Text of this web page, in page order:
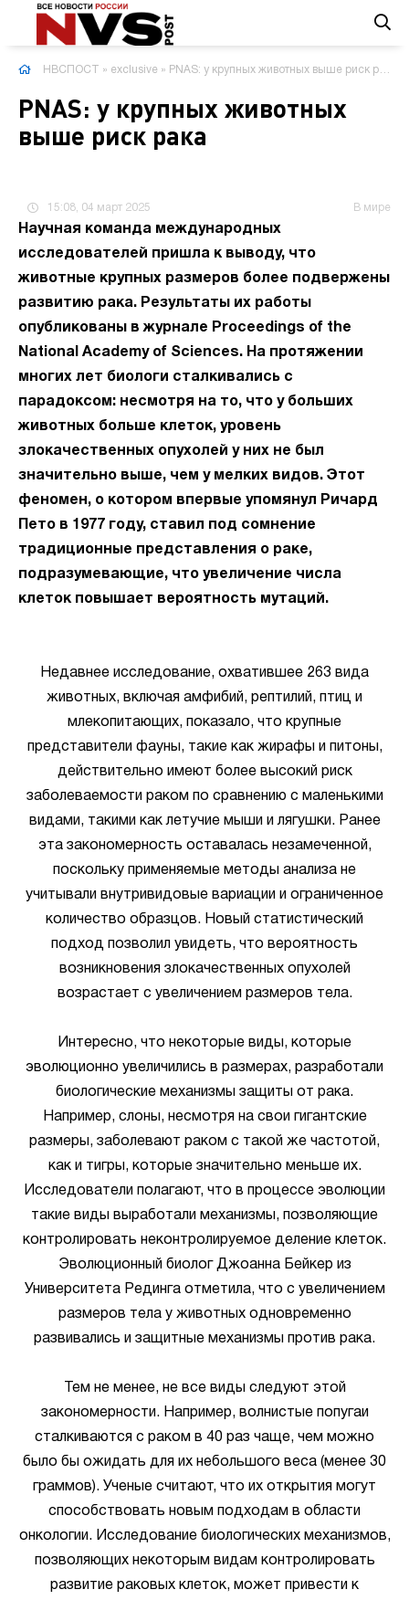
НВСПОСТ » exclusive » PNAS: у крупных животных выше риск рака
PNAS: у крупных животных
выше риск рака
15:08, 04 март 2025 В мире
Научная команда международных
исследователей пришла к выводу, что
животные крупных размеров более подвержены
развитию рака. Результаты их работы
опубликованы в журнале Proceedings of the
National Academy of Sciences. На протяжении
многих лет биологи сталкивались с
парадоксом: несмотря на то, что у больших
животных больше клеток, уровень
злокачественных опухолей у них не был
значительно выше, чем у мелких видов. Этот
феномен, о котором впервые упомянул Ричард
Пето в 1977 году, ставил под сомнение
традиционные представления о раке,
подразумевающие, что увеличение числа
клеток повышает вероятность мутаций.
Недавнее исследование, охватившее 263 вида
животных, включая амфибий, рептилий, птиц и
млекопитающих, показало, что крупные
представители фауны, такие как жирафы и питоны,
действительно имеют более высокий риск
заболеваемости раком по сравнению с маленькими
видами, такими как летучие мыши и лягушки. Ранее
эта закономерность оставалась незамеченной,
поскольку применяемые методы анализа не
учитывали внутривидовые вариации и ограниченное
количество образцов. Новый статистический
подход позволил увидеть, что вероятность
возникновения злокачественных опухолей
возрастает с увеличением размеров тела.
Интересно, что некоторые виды, которые
эволюционно увеличились в размерах, разработали
биологические механизмы защиты от рака.
Например, слоны, несмотря на свои гигантские
размеры, заболевают раком с такой же частотой,
как и тигры, которые значительно меньше их.
Исследователи полагают, что в процессе эволюции
такие виды выработали механизмы, позволяющие
контролировать неконтролируемое деление клеток.
Эволюционный биолог Джоанна Бейкер из
Университета Рединга отметила, что с увеличением
размеров тела у животных одновременно
развивались и защитные механизмы против рака.
Тем не менее, не все виды следуют этой
закономерности. Например, волнистые попугаи
сталкиваются с раком в 40 раз чаще, чем можно
было бы ожидать для их небольшого веса (менее 30
граммов). Ученые считают, что их открытия могут
способствовать новым подходам в области
онкологии. Исследование биологических механизмов,
позволяющих некоторым видам контролировать
развитие раковых клеток, может привести к